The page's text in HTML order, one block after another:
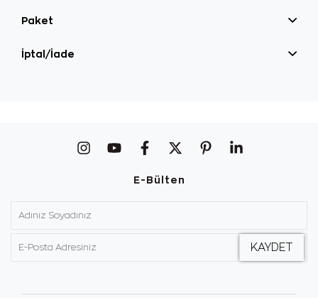
Paket
İptal/İade
E-Bülten